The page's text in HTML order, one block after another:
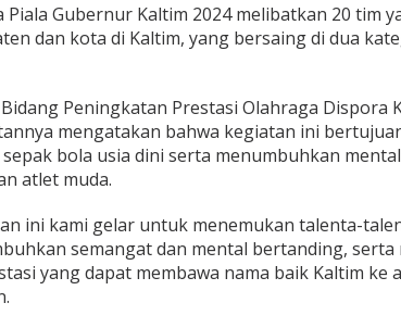
Piala Gubernur Kaltim 2024 melibatkan 20 tim
dan kota di Kaltim, yang bersaing di dua
Peningkatan Prestasi Olahraga Dispora
mengatakan bahwa kegiatan ini
bola usia dini serta menumbuhkan
atlet muda.
ini kami gelar untuk menemukan talenta-
semangat dan mental bertanding, serta
yang dapat membawa nama baik Kaltim ke